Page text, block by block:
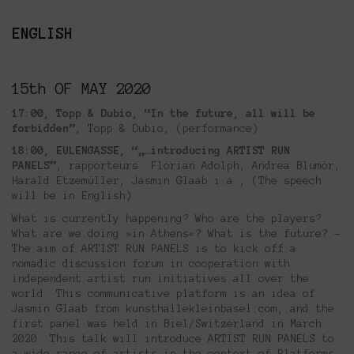
ENGLISH
15th OF MAY 2020
17:00, Topp & Dubio, “In the future, all will be
forbidden” , Topp & Dubio, (performance)
18:00, EULENGASSE, “„…introducing ARTIST RUN
PANELS” , rapporteurs: Florian Adolph, Andrea Blumör,
Harald Etzemüller, Jasmin Glaab i.a., (Τhe speech
will be in English)
What is currently happening? Who are the players?
What are we doing »in Athens«? What is the future? –
The aim of ARTIST RUN PANELS is to kick off a
nomadic discussion forum in cooperation with
independent artist run initiatives all over the
world. This communicative platform is an idea of
Jasmin Glaab from kunsthallekleinbasel.com, and the
first panel was held in Biel/Switzerland in March
2020. This talk will introduce ARTIST RUN PANELS to